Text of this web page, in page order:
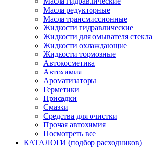
Масла редукторные
Масла трансмиссионные
Жидкости гидравлические
Жидкости для омывателя стекла
Жидкости охлаждающие
Жидкости тормозные
Автокосметика
Автохимия
Ароматизаторы
Герметики
Присадки
Смазки
Средства для очистки
Прочая автохимия
Посмотреть все
КАТАЛОГИ (подбор расходников)